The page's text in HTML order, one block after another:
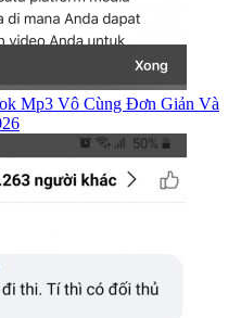
Mp3 Vô Cùng Đơn Giản Và